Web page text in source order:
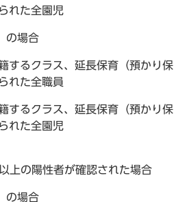
れた全園児
の場合
するクラス、延長保育（預かり保
れた全職員
するクラス、延長保育（預かり保
れた全園児
上の陽性者が確認された場合
の場合